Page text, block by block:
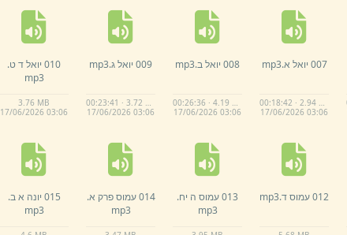
007 יואל א. mp3
00:18:42 · 2.94 MB
17/06/2026 03:06
008 יואל ב. mp3
00:26:36 · 4.19 MB
17/06/2026 03:06
009 יואל ג. mp3
00:23:41 · 3.72 MB
17/06/2026 03:06
010 יואל ד ט.
mp3
3.76 MB
17/06/2026 03:06
012 עמוס ד. mp3
013 עמוס ה יח.
mp3
014 עמוס פרק א.
mp3
015 יונה א ב.
mp3